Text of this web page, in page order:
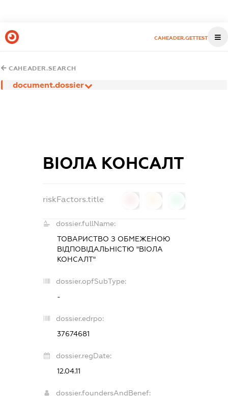
CAHEADER.GETTEST
CAHEADER.SEARCH
document.dossier
ВІОЛА КОНСАЛТ
riskFactors.title
dossier.fullName:
ТОВАРИСТВО З ОБМЕЖЕНОЮ
ВІДПОВІДАЛЬНІСТЮ "ВІОЛА
КОНСАЛТ"
dossier.opfSubType:
-
dossier.edrpo:
37674681
dossier.regDate:
12.04.11
dossier.foundersAndBenef: